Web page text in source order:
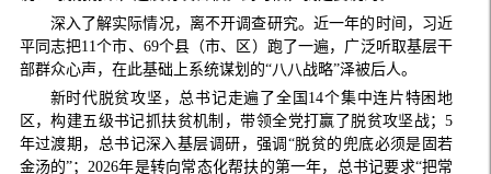
深入了解实际情况，离不开调查研究。近一年的时间，习近
平同志把11个市、69个县（市、区）跑了一遍，广泛听取基层干
部群众心声，在此基础上系统谋划的“八八战略”泽被后人。
新时代脱贫攻坚，总书记走遍了全国14个集中连片特困地
区，构建五级书记抓扶贫机制，带领全党打赢了脱贫攻坚战；5
年过渡期，总书记深入基层调研，强调“脱贫的兜底必须是固若
金汤的”；2026年是转向常态化帮扶的第一年，总书记要求“把常